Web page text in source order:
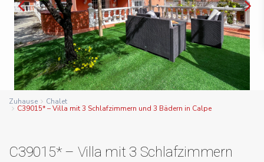
Zuhause Chalet
C39015* – Villa mit 3 Schlafzimmern und 3 Bädern in Calpe
C39015* – Villa mit 3 Schlafzimmern